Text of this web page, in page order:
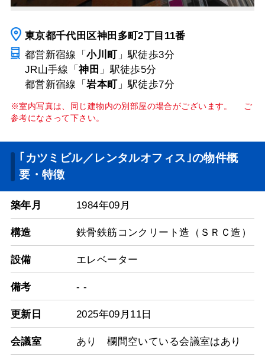
東京都千代田区神田多町2丁目11番
都営新宿線「小川町」駅徒歩3分
JR山手線「神田 」駅徒歩5分
都営新宿線「岩本町」駅徒歩7分
※室内写真は、同じ建物内の別部屋の場合がございます。 ご
参考になさって下さい。
｢カツミビル／レンタルオフィス｣の物件概
要・特徴
築年月 1984年09月
構造 鉄骨鉄筋コンクリート造（ＳＲＣ造）
設備 エレベーター
備考 - -
更新日 2025年09月11日
会議室 あり 欄間空いている会議室はあり